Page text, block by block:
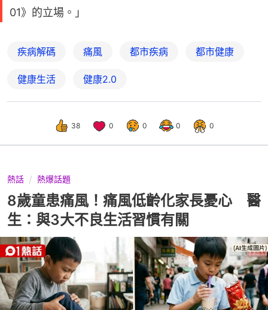
01》的立場。」
疾病解碼 痛風 都市疾病 都市健康
健康生活 健康2.0
38 0 0 0 0
熱話 熱爆話題
8歲童患痛風！痛風低齡化家長憂心 醫
生：與3大不良生活習慣有關